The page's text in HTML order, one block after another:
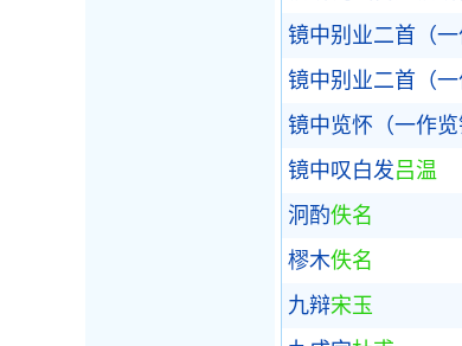
镜中别业二首（一
镜中别业二首（一
镜中览怀（一作览
镜中叹白发吕温
泂酌佚名
樛木佚名
九辩宋玉